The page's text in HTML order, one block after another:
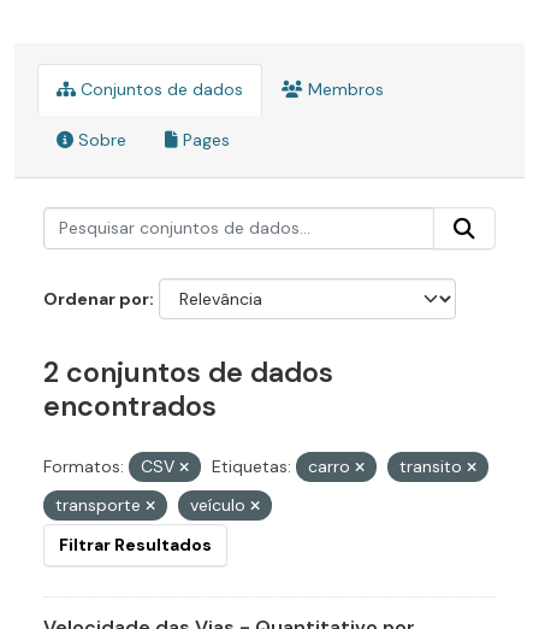
Conjuntos de dados Membros
Sobre Pages
Ordenar por
2 conjuntos de dados
encontrados
Formatos: CSV Etiquetas: carro
transito
transporte
veículo
Filtrar Resultados